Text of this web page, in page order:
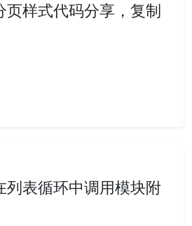
页样式代码分享，复制
列表循环中调用模块附